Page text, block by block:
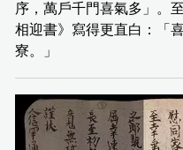
序，萬戶千門喜氣多」。
相迎書》寫得更直白：「
寮。」